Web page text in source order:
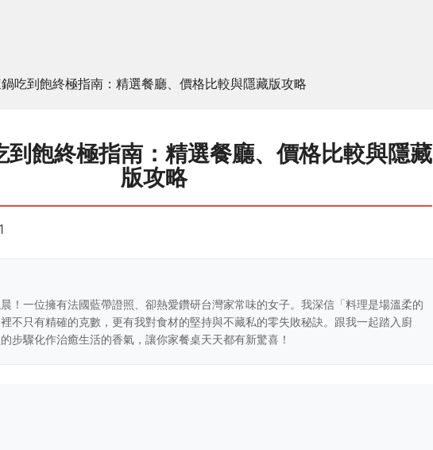
吃到飽終極指南：精選餐廳、價格比較與隱藏版攻略
到飽終極指南：精選餐廳、價格比較與隱藏
版攻略
！一位擁有法國藍帶證照、卻熱愛鑽研台灣家常味的女子。我深信「料理是場溫柔的
不只有精確的克數，更有我對食材的堅持與不藏私的零失敗秘訣。跟我一起踏入廚
步驟化作治癒生活的香氣，讓你家餐桌天天都有新驚喜！